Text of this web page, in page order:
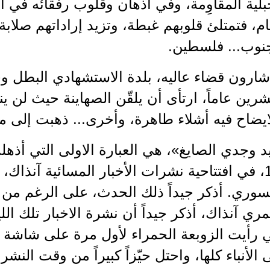
المقاوِمة، وفي أذهان وقلوب رفقائه في
فتمتلئ قلوبهم غبطة، وتزيد إراداتهم
فلسطين.
شارون قضاء عاليه، بلدة الاستشهادي البطل
عاماً، ارتأى أن يلقّن الصهاينة حيث لن
فيه أشلاء طاهرة، وأخرى... ذهبت إلى
آذار 1985، في افتتاحية نشرات الأخبار المسائية
أذكر جيداً ذلك الحدث، على الرغم
آنذاك، أذكر جيداً أن نشرة الاخبار تلك
رأيت الزوبعة الحمراء لأول مرة على شاشة
كلها، واحتل حيّزاً كبيراً من وقت